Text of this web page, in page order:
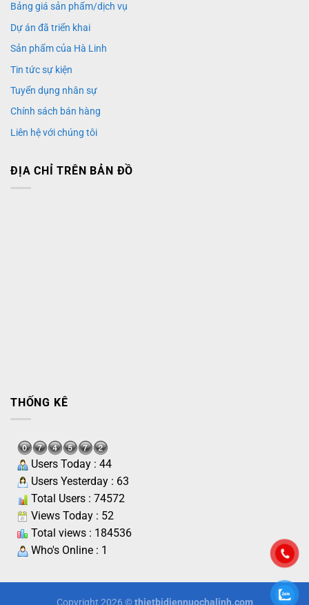
Bảng giá sản phẩm/dịch vụ
Dự án đã triển khai
Sản phẩm của Hà Linh
Tin tức sự kiện
Tuyển dụng nhân sự
Chính sách bán hàng
Liên hệ với chúng tôi
ĐỊA CHỈ TRÊN BẢN ĐỒ
THỐNG KÊ
Users Today : 44
Users Yesterday : 63
Total Users : 74572
Views Today : 52
Total views : 184536
Who's Online : 1